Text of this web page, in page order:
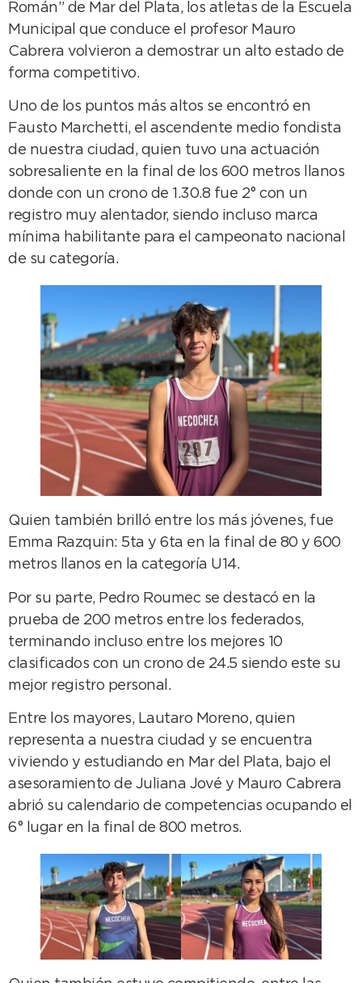
Román” de Mar del Plata, los atletas de la Escuela
Municipal que conduce el profesor Mauro
Cabrera volvieron a demostrar un alto estado de
forma competitivo.
Uno de los puntos más altos se encontró en
Fausto Marchetti, el ascendente medio fondista
de nuestra ciudad, quien tuvo una actuación
sobresaliente en la final de los 600 metros llanos
donde con un crono de 1.30.8 fue 2° con un
registro muy alentador, siendo incluso marca
mínima habilitante para el campeonato nacional
de su categoría.
Quien también brilló entre los más jóvenes, fue
Emma Razquin: 5ta y 6ta en la final de 80 y 600
metros llanos en la categoría U14.
Por su parte, Pedro Roumec se destacó en la
prueba de 200 metros entre los federados,
terminando incluso entre los mejores 10
clasificados con un crono de 24.5 siendo este su
mejor registro personal.
Entre los mayores, Lautaro Moreno, quien
representa a nuestra ciudad y se encuentra
viviendo y estudiando en Mar del Plata, bajo el
asesoramiento de Juliana Jové y Mauro Cabrera
abrió su calendario de competencias ocupando el
6° lugar en la final de 800 metros.